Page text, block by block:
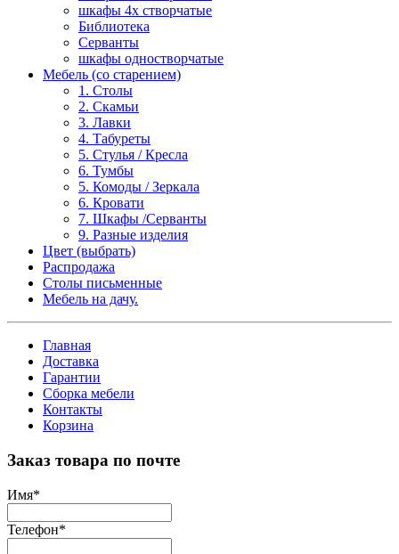
шкафы 4х створчатые
Библиотека
Серванты
шкафы одностворчатые
Мебель (со старением)
1. Столы
2. Скамьи
3. Лавки
4. Табуреты
5. Стулья / Кресла
6. Тумбы
5. Комоды / Зеркала
6. Кровати
7. Шкафы /Серванты
9. Разные изделия
Цвет (выбрать)
Распродажа
Столы письменные
Мебель на дачу.
Главная
Доставка
Гарантии
Сборка мебели
Контакты
Корзина
Заказ товара по почте
Имя*
Телефон*